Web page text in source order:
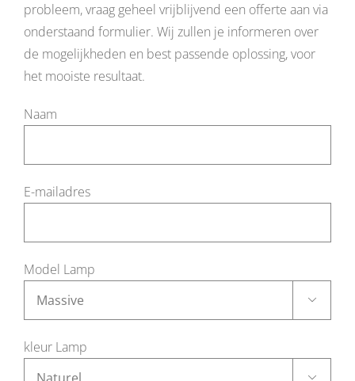
probleem, vraag geheel vrijblijvend een offerte aan via
onderstaand formulier. Wij zullen je informeren over
de mogelijkheden en best passende oplossing, voor
het mooiste resultaat.
Naam
E-mailadres
Model Lamp

kleur Lamp
